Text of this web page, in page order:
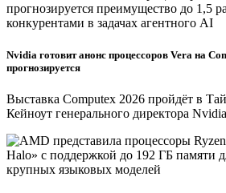
Nvidia готовит анонс процессоров Vera на
прогнозируется
Выставка Computex 2026 пройдёт в
Кейноут генерального директора